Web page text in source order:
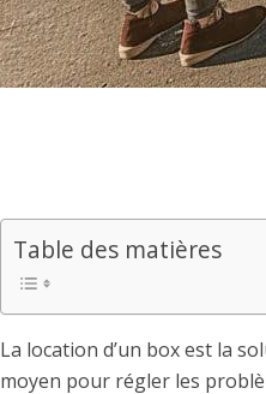
Table des matières
La location d’un box est la
moyen pour régler les